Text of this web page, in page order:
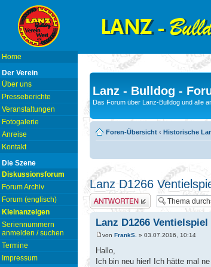
Home
Der Verein
Über uns
Presseberichte
Veranstaltungen
Fotogalerie
Anreise
Kontakt
Die Szene
Diskussionsforum
Forum Archiv
Forum (englisch)
Kleinanzeigen
Seriennummern
anmelden / suchen
Termine
Impressum
Lanz - Bulldog -
Das Forum über Lanz-Bulldog und alle
Foren-Übersicht ‹ Historische
Lanz D1266
Antwort erstellen
Lanz D1266 Ventielspiel
von FrankS. » 03.07.2016, 10:14
Hallo,
Ich bin neu hier! Ich hätte mal